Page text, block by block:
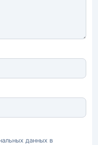
данных в